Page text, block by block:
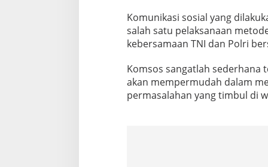
i
n
a
a
Komunikasi sosial yang
salah satu pelaksanaan
kebersamaan TNI dan Polri
Komsos sangatlah sederhana
akan mempermudah dalam
permasalahan yang timbul di